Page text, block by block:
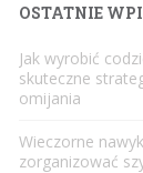
OSTATNIE
Jak wyrobić
skuteczne
omijania
Wieczorne
zorganizować